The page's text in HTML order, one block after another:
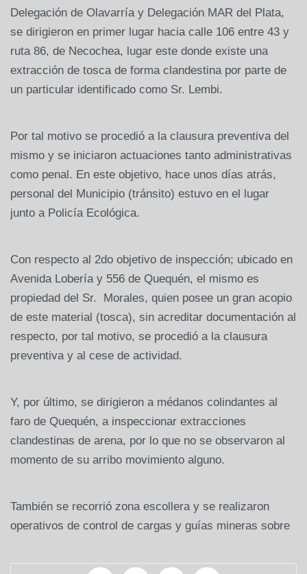
Delegación de Olavarría y Delegación MAR del Plata,
se dirigieron en primer lugar hacia calle 106 entre 43 y
ruta 86, de Necochea, lugar este donde existe una
extracción de tosca de forma clandestina por parte de
un particular identificado como Sr. Lembi.
Por tal motivo se procedió a la clausura preventiva del
mismo y se iniciaron actuaciones tanto administrativas
como penal. En este objetivo, hace unos días atrás,
personal del Municipio (tránsito) estuvo en el lugar
junto a Policía Ecológica.
Con respecto al 2do objetivo de inspección; ubicado en
Avenida Lobería y 556 de Quequén, el mismo es
propiedad del Sr. Morales, quien posee un gran acopio
de este material (tosca), sin acreditar documentación al
respecto, por tal motivo, se procedió a la clausura
preventiva y al cese de actividad.
Y, por último, se dirigieron a médanos colindantes al
faro de Quequén, a inspeccionar extracciones
clandestinas de arena, por lo que no se observaron al
momento de su arribo movimiento alguno.
También se recorrió zona escollera y se realizaron
operativos de control de cargas y guías mineras sobre